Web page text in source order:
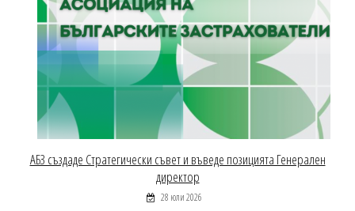
АБЗ създаде Стратегически съвет и въведе позицията Генерален
директор
28 юли 2026